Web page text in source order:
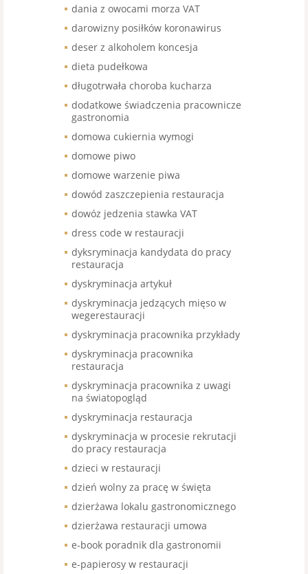
dania z owocami morza VAT
darowizny posiłków koronawirus
deser z alkoholem koncesja
dieta pudełkowa
długotrwała choroba kucharza
dodatkowe świadczenia pracownicze
gastronomia
domowa cukiernia wymogi
domowe piwo
domowe warzenie piwa
dowód zaszczepienia restauracja
dowóz jedzenia stawka VAT
dress code w restauracji
dyksryminacja kandydata do pracy
restauracja
dyskryminacja artykuł
dyskryminacja jedzących mięso w
wegerestauracji
dyskryminacja pracownika przykłady
dyskryminacja pracownika
restauracja
dyskryminacja pracownika z uwagi
na światopogląd
dyskryminacja restauracja
dyskryminacja w procesie rekrutacji
do pracy restauracja
dzieci w restauracji
dzień wolny za pracę w święta
dzierżawa lokalu gastronomicznego
dzierżawa restauracji umowa
e-book poradnik dla gastronomii
e-papierosy w restauracji